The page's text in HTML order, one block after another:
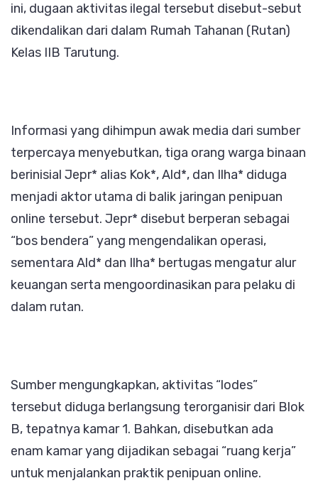
Terhendus
Marak
ini, dugaan aktivitas ilegal tersebut disebut-sebut
dikendalikan dari dalam Rumah Tahanan (Rutan)
Kelas IIB Tarutung.
Informasi yang dihimpun awak media dari sumber
terpercaya menyebutkan, tiga orang warga binaan
berinisial Jepr* alias Kok*, Ald*, dan Ilha* diduga
menjadi aktor utama di balik jaringan penipuan
online tersebut. Jepr* disebut berperan sebagai
“bos bendera” yang mengendalikan operasi,
sementara Ald* dan Ilha* bertugas mengatur alur
keuangan serta mengoordinasikan para pelaku di
dalam rutan.
Sumber mengungkapkan, aktivitas “lodes”
tersebut diduga berlangsung terorganisir dari Blok
B, tepatnya kamar 1. Bahkan, disebutkan ada
enam kamar yang dijadikan sebagai “ruang kerja”
untuk menjalankan praktik penipuan online.